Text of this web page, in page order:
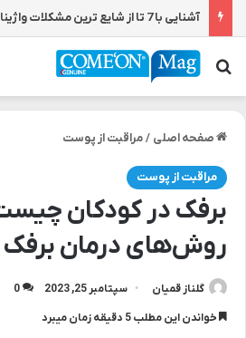
6 خاصیت برجسته ویتامین E برای پوست 2025
جستجو برای
صفحه اصلی /مراقبت از پوست
مراقبت از پوست
برفک در کودکان
روش‌های درمان برفک
گلناز قمیان سپتامبر 25, 2023 0
خواندن این مطلب 5 دقیقه زمان میبرد